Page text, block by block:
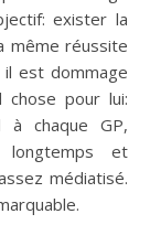
exister la
même réussite
il est dommage
chose pour lui:
chaque GP,
longtemps et
médiatisé.